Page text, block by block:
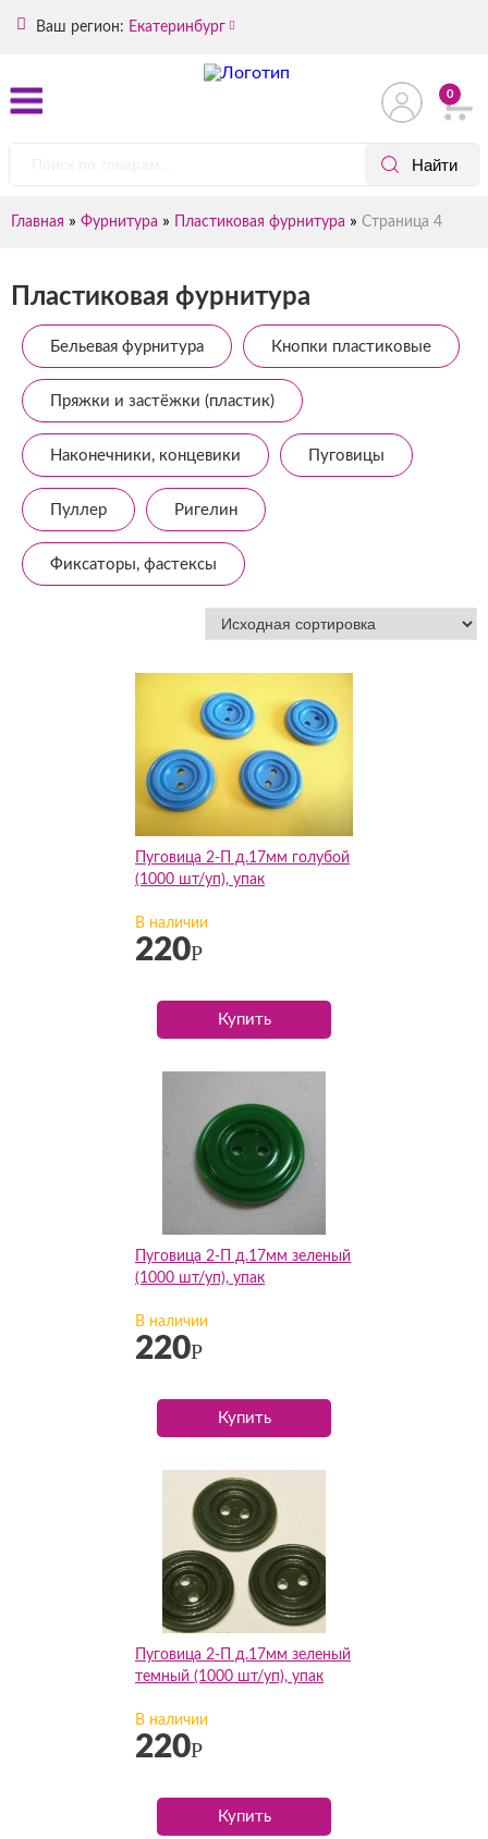
Ваш регион: Екатеринбург
0
Главная » Фурнитура » Пластиковая фурнитура » Страница 4
Пластиковая фурнитура
Бельевая фурнитура Кнопки пластиковые
Пряжки и застёжки (пластик)
Наконечники, концевики Пуговицы
Пуллер Ригелин
Фиксаторы, фастексы
Пуговица 2-П д.17мм голубой
(1000 шт/уп), упак
В наличии
220Р
Купить
Пуговица 2-П д.17мм зеленый
(1000 шт/уп), упак
В наличии
220Р
Купить
Пуговица 2-П д.17мм зеленый
темный (1000 шт/уп), упак
В наличии
220Р
Купить